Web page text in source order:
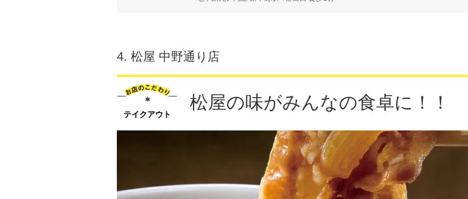
4. 松屋 中野通り店
テイクアウト
松屋の味がみんなの食卓に！！